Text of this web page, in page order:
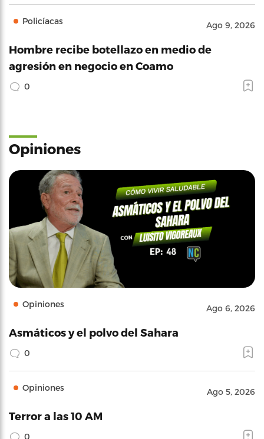
Policíacas Ago 9, 2026
Hombre recibe botellazo en medio de
agresión en negocio en Coamo
0
Opiniones
Opiniones Ago 6, 2026
Asmáticos y el polvo del Sahara
0
Opiniones Ago 5, 2026
Terror a las 10 AM
0